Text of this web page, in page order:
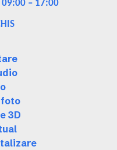
09:00 – 17:00
foto
3D